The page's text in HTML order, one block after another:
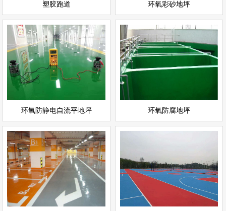
塑胶跑道 环氧彩砂地坪
环氧防静电自流平地坪
环氧防静电自流平地坪
环氧地坪
立即询问
环氧防腐地坪
环氧防腐地坪
环氧地坪
查看详情
立即询问
环氧平涂地坪
环氧地坪
立即询问
硅PU球场
运动场地坪
查看详情
立即询问